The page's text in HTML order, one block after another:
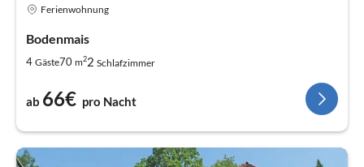
Ferienwohnung
Bodenmais
4 Gäste70 m22 Schlafzimmer
ab 66€ pro Nacht